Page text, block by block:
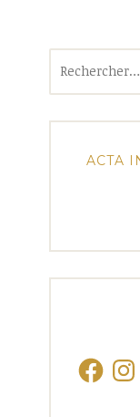
ACTA
Facebook